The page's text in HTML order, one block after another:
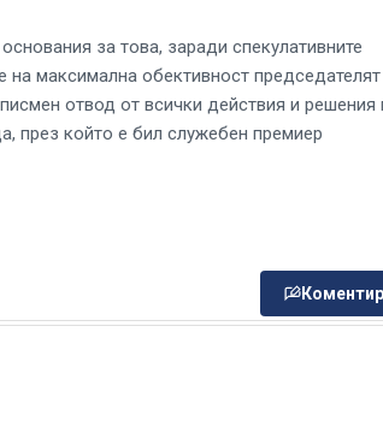
за това, заради спекулативните
на максимална обективност председателят
отвод от всички действия и решения
през който е бил служебен премиер